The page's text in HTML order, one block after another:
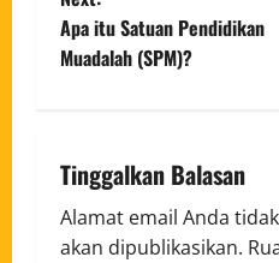
Apa itu Satuan Pendidikan
Muadalah (SPM)?
Tinggalkan Balasan
Alamat email Anda tidak
akan dipublikasikan.